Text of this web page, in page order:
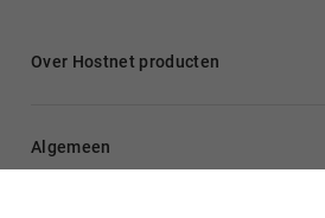
Over Hostnet producten
Algemeen